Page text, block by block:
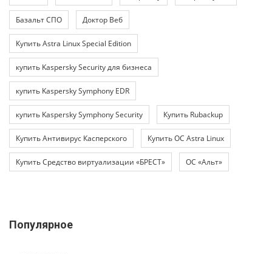
Базальт СПО Доктор Веб
Купить Astra Linux Special Edition
купить Kaspersky Security для бизнеса
купить Kaspersky Symphony EDR
купить Kaspersky Symphony Security Купить Rubackup
Купить Антивирус Касперского Купить ОС Astra Linux
Купить Средство виртуализации «БРЕСТ» ОС «Альт»
Популярное